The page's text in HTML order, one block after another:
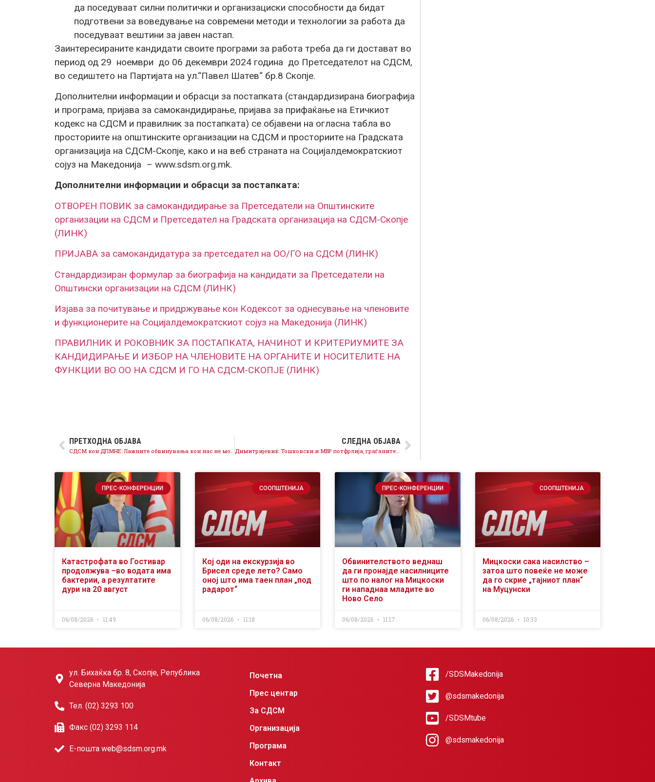
да поседуваат силни политички и организациски способности да бидат
подготвени за воведување на современи методи и технологии за работа да
поседуваат вештини за јавен настап.
Заинтересираните кандидати своите програми за работа треба да ги достават во
период од 29 ноември до 06 декември 2024 година до Претседателот на СДСМ,
во седиштето на Партијата на ул.“Павел Шатев“ бр.8 Скопје.
Дополнителни информации и обрасци за постапката (стандардизирана биографија
и програма, пријава за самокандидирање, пријава за прифаќање на Етичкиот
кодекс на СДСМ и правилник за постапката) се објавени на огласна табла во
просториите на општинските организации на СДСМ и просториите на Градската
организација на СДСМ-Скопје, како и на веб страната на Социјалдемократскиот
сојуз на Македонија – www.sdsm.org.mk.
Дополнителни информации и обрасци за постапката:
ОТВОРЕН ПОВИК за самокандидирање за Претседатели на Општинските
организации на СДСМ и Претседател на Градската организација на СДСМ-Скопје
(ЛИНК)
ПРИЈАВА за самокандидатура за претседател на ОО/ГО на СДСМ (ЛИНК)
Стандардизиран формулар за биографија на кандидати за Претседатели на
Општински организации на СДСМ (ЛИНК)
Изјава за почитување и придржување кон Кодексот за однесување на членовите
и функционерите на Социјалдемократскиот сојуз на Македонија (ЛИНК)
ПРАВИЛНИК И РОКОВНИК ЗА ПОСТАПКАТА, НАЧИНОТ И КРИТЕРИУМИТЕ ЗА
КАНДИДИРАЊЕ И ИЗБОР НА ЧЛЕНОВИТЕ НА ОРГАНИТЕ И НОСИТЕЛИТЕ НА
ФУНКЦИИ ВО ОО НА СДСМ И ГО НА СДСМ-СКОПЈЕ (ЛИНК)
ПРЕТХОДНА ОБЈАВА СЛЕДНА ОБЈАВА
ПРЕС-КОНФЕРЕНЦИИ
Катастрофата во Гостивар
продолжува –во водата има
бактерии, а резултатите
дури на 20 август
06/08/2026 11:49
СООПШТЕНИЈА
Кој оди на екскурзија во
Брисел среде лето? Само
оној што има таен план „под
радарот“
06/08/2026 11:18
ПРЕС-КОНФЕРЕНЦИИ
Обвинителството веднаш
да ги пронајде насилниците
што по налог на Мицкоски
ги нападнаа младите во
Ново Село
06/08/2026 11:17
СООПШТЕНИЈА
Мицкоски сака насилство –
затоа што повеќе не може
да го скрие „тајниот план“
на Муцунски
06/08/2026 10:33
ул. Бихаќка бр. 8, Скопје, Република
Северна Македонија
Тел. (02) 3293 100
Факс (02) 3293 114
Е-пошта web@sdsm.org.mk
Почетна
Прес центар
За СДСМ
Организација
Програма
Контакт
/SDSMakedonija
@sdsmakedonija
/SDSMtube
@sdsmakedonija